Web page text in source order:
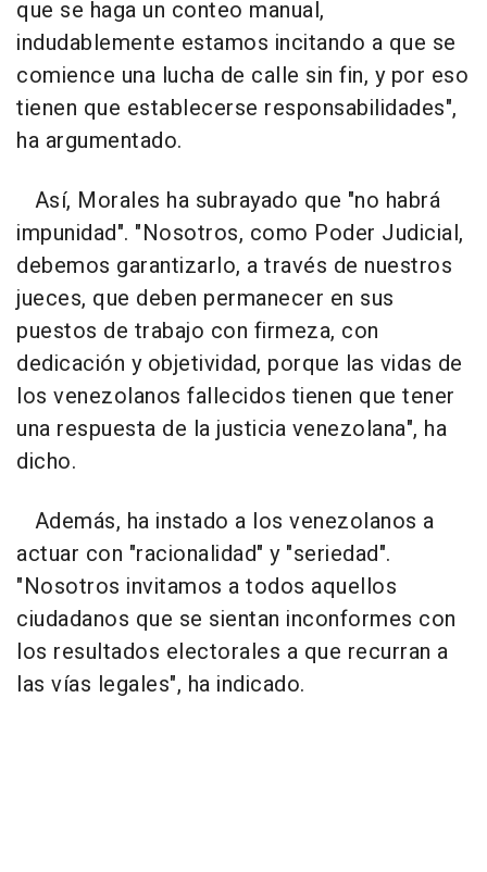
que se haga un conteo manual,
indudablemente estamos incitando a que se
comience una lucha de calle sin fin, y por eso
tienen que establecerse responsabilidades",
ha argumentado.
Así, Morales ha subrayado que "no habrá
impunidad". "Nosotros, como Poder Judicial,
debemos garantizarlo, a través de nuestros
jueces, que deben permanecer en sus
puestos de trabajo con firmeza, con
dedicación y objetividad, porque las vidas de
los venezolanos fallecidos tienen que tener
una respuesta de la justicia venezolana", ha
dicho.
Además, ha instado a los venezolanos a
actuar con "racionalidad" y "seriedad".
"Nosotros invitamos a todos aquellos
ciudadanos que se sientan inconformes con
los resultados electorales a que recurran a
las vías legales", ha indicado.